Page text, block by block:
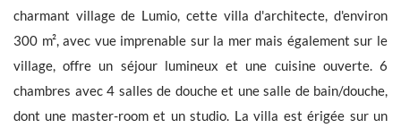
charmant village de Lumio, cette villa d'architecte, d'environ
300 m², avec vue imprenable sur la mer mais également sur le
village, offre un séjour lumineux et une cuisine ouverte. 6
chambres avec 4 salles de douche et une salle de bain/douche,
dont une master-room et un studio. La villa est érigée sur un